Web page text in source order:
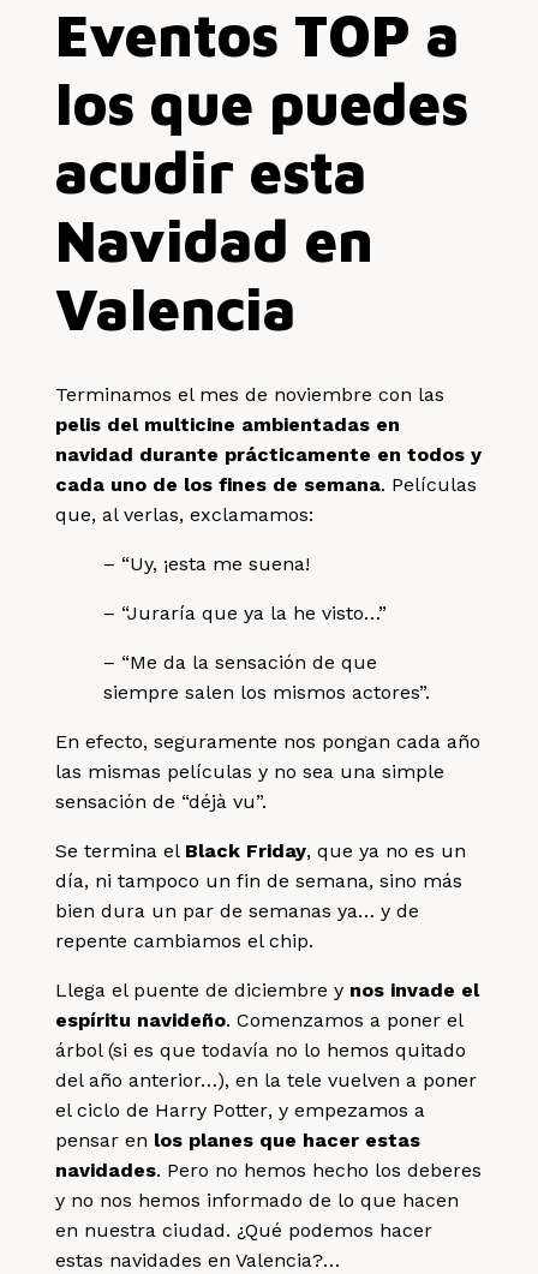
Eventos TOP a
los que puedes
acudir esta
Navidad en
Valencia
Terminamos el mes de noviembre con las
pelis del multicine ambientadas en
navidad durante prácticamente en todos y
cada uno de los fines de semana. Películas
que, al verlas, exclamamos:
– “Uy, ¡esta me suena!
– “Juraría que ya la he visto…”
– “Me da la sensación de que
siempre salen los mismos actores”.
En efecto, seguramente nos pongan cada año
las mismas películas y no sea una simple
sensación de “déjà vu”.
Se termina el Black Friday, que ya no es un
día, ni tampoco un fin de semana, sino más
bien dura un par de semanas ya… y de
repente cambiamos el chip.
Llega el puente de diciembre y nos invade el
espíritu navideño. Comenzamos a poner el
árbol (si es que todavía no lo hemos quitado
del año anterior…), en la tele vuelven a poner
el ciclo de Harry Potter, y empezamos a
pensar en los planes que hacer estas
navidades. Pero no hemos hecho los deberes
y no nos hemos informado de lo que hacen
en nuestra ciudad. ¿Qué podemos hacer
estas navidades en Valencia?…